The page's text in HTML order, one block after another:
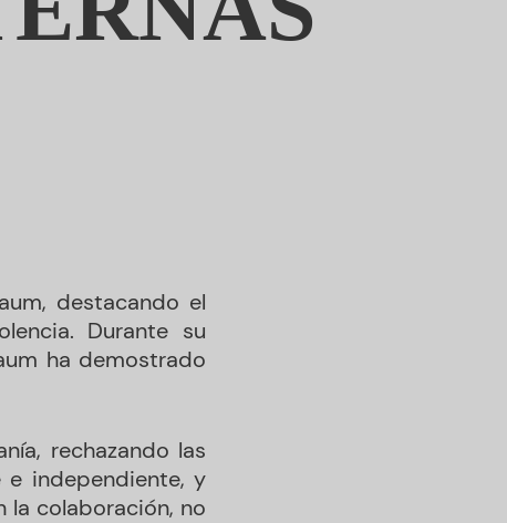
destacando el
Durante su
ha demostrado
rechazando las
e independiente, y
la colaboración, no